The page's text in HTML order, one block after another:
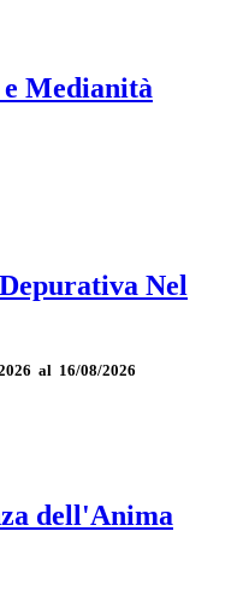
e Medianità
Nel
al 16/08/2026
dell'Anima